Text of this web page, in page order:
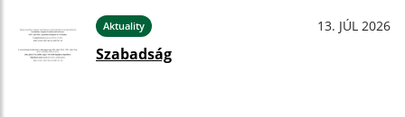
Aktuality 13. JÚL 2026
Szabadság